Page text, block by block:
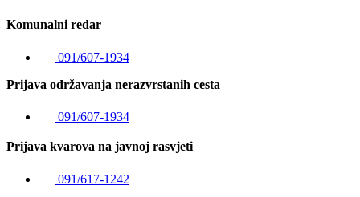
Komunalni redar
091/607-1934
Prijava održavanja nerazvrstanih cesta
091/607-1934
Prijava kvarova na javnoj rasvjeti
091/617-1242